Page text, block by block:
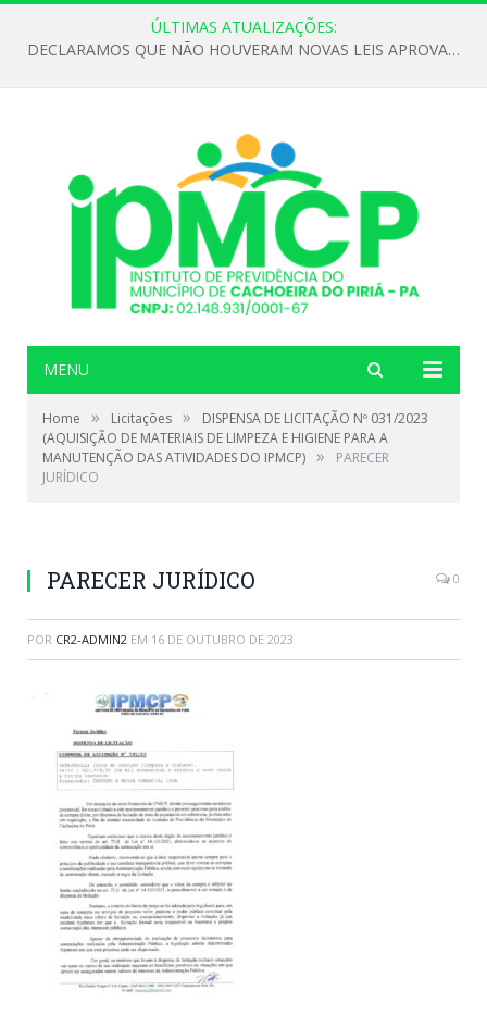
ÚLTIMAS ATUALIZAÇÕES:
DECLARAMOS QUE NÃO HOUVERAM NOVAS LEIS APROVADAS ATÉ O MOMENTO PARA O INSTITUTO DE PREVIDÊNCIA NO ANO DE 2026
MENU
Home » Licitações »
DISPENSA DE LICITAÇÃO Nº 031/2023
(AQUISIÇÃO DE MATERIAIS DE LIMPEZA E HIGIENE PARA A
MANUTENÇÃO DAS ATIVIDADES DO IPMCP) »
PARECER
JURÍDICO
PARECER JURÍDICO 0
POR CR2-ADMIN2 EM 16 DE OUTUBRO DE 2023